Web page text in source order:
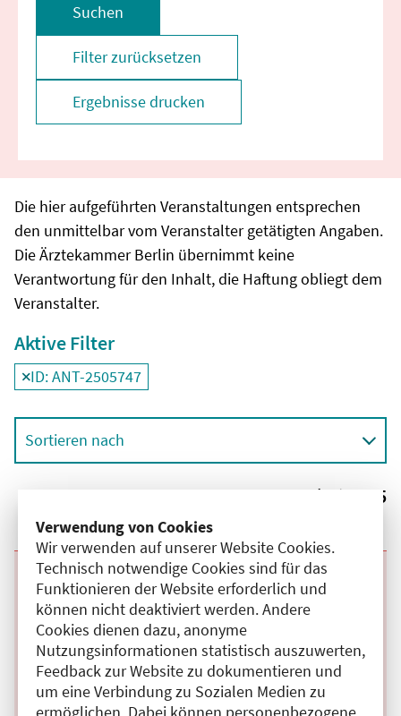
Verwendung von Cookies
Wir verwenden auf unserer Website Cookies.
Technisch notwendige Cookies sind für das
Funktionieren der Website erforderlich und
können nicht deaktiviert werden. Andere
Cookies dienen dazu, anonyme
Nutzungsinformationen statistisch auszuwerten,
Feedback zur Website zu dokumentieren und
um eine Verbindung zu Sozialen Medien zu
ermöglichen. Dabei können personenbezogene
Suchen
Filter zurücksetzen
Ergebnisse drucken
Die hier aufgeführten Veranstaltungen entsprechen
den unmittelbar vom Veranstalter getätigten Angaben.
Die Ärztekammer Berlin übernimmt keine
Verantwortung für den Inhalt, die Haftung obliegt dem
Veranstalter.
Aktive Filter
Filter
ID: ANT-2505747
deaktivieren und Suchergebnisse neu laden
Sortieren nach
Ergebnisse: 5
Beginn:
11.08.2026 Ende und Anfangszeit:
-11.08.2026,13:30 Uhr
Veranstaltungstitel:
Interdisziplinäre Immunologische
Fallbesprechung
Veranstaltungsort:
Online
Kategorie:A
Fortbildungspunkte:1
Details anzeigen